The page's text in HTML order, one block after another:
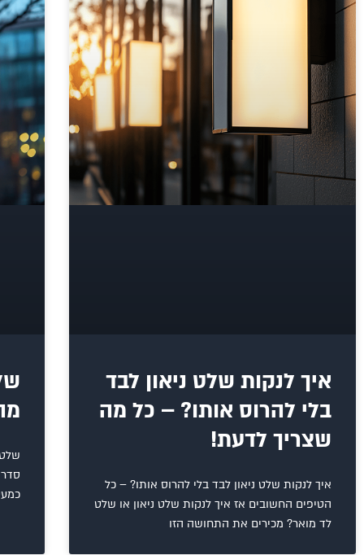
איך לנקות שלט ניאון לבד
בלי להרוס אותו? – כל מה
שצריך לדעת!
איך לנקות שלט ניאון לבד בלי להרוס אותו? – כל
הטיפים החשובים אז איך לנקות שלט ניאון או שלט
לד מואר? מכירים את התחושה הזו